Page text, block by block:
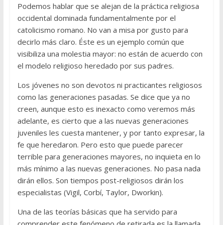
Podemos hablar que se alejan de la práctica religiosa
occidental dominada fundamentalmente por el
catolicismo romano. No van a misa por gusto para
decirlo más claro. Éste es un ejemplo común que
visibiliza una molestia mayor: no están de acuerdo con
el modelo religioso heredado por sus padres.
Los jóvenes no son devotos ni practicantes religiosos
como las generaciones pasadas. Se dice que ya no
creen, aunque esto es inexacto como veremos más
adelante, es cierto que a las nuevas generaciones
juveniles les cuesta mantener, y por tanto expresar, la
fe que heredaron. Pero esto que puede parecer
terrible para generaciones mayores, no inquieta en lo
más mínimo a las nuevas generaciones. No pasa nada
dirán ellos. Son tiempos post-religiosos dirán los
especialistas (Vigil, Corbí, Taylor, Dworkin).
Una de las teorías básicas que ha servido para